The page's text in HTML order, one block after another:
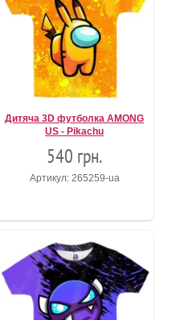
Дитяча 3D футболка AMONG
US - Pikachu
540 грн.
Артикул: 265259-ua